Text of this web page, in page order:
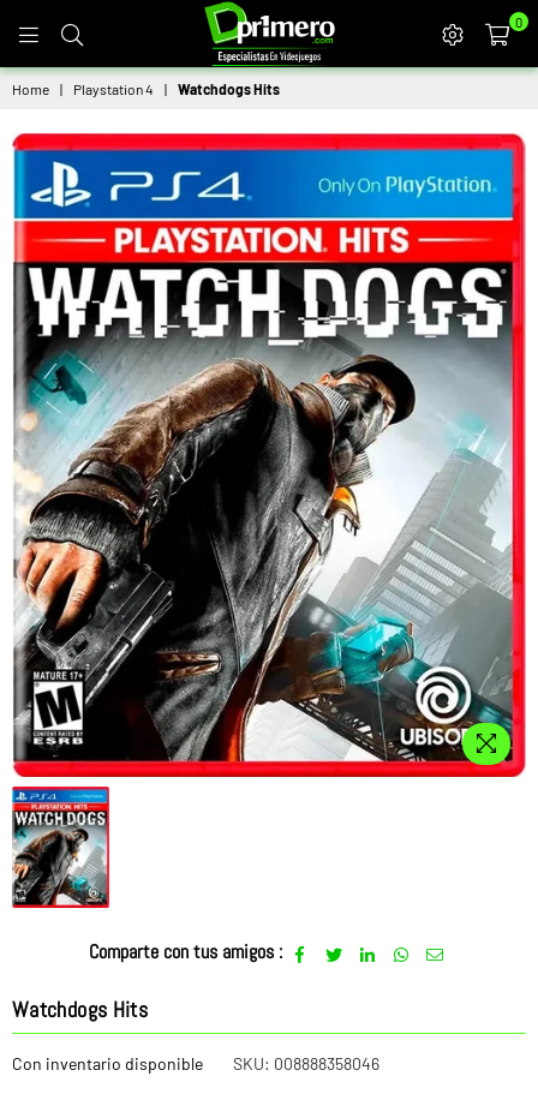
DPRIMERO
0
Home | Playstation 4 | Watchdogs Hits
Comparte con tus amigos :
Watchdogs Hits
Con inventario disponible SKU: 008888358046